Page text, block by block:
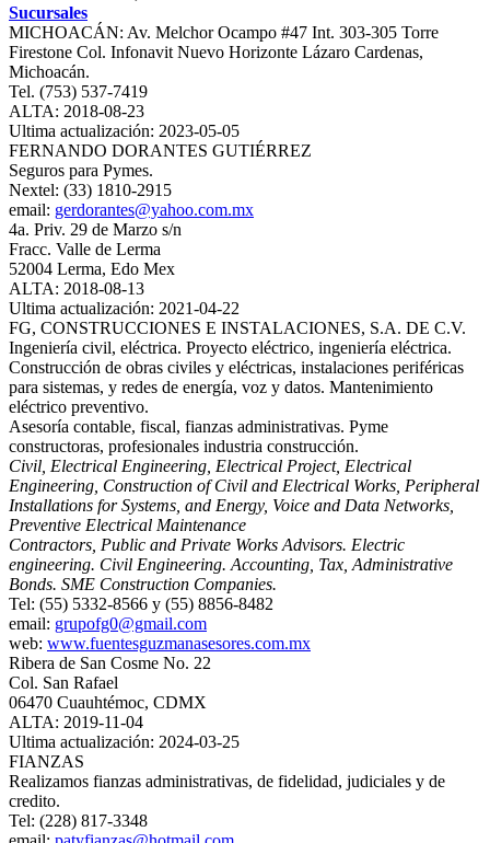
Sucursales
MICHOACÁN: Av. Melchor Ocampo #47 Int. 303-305 Torre
Firestone Col. Infonavit Nuevo Horizonte Lázaro Cardenas,
Michoacán.
Tel. (753) 537-7419
ALTA: 2018-08-23
Ultima actualización: 2023-05-05
FERNANDO DORANTES GUTIÉRREZ
Seguros para Pymes.
Nextel: (33) 1810-2915
email: gerdorantes@yahoo.com.mx
4a. Priv. 29 de Marzo s/n
Fracc. Valle de Lerma
52004 Lerma, Edo Mex
ALTA: 2018-08-13
Ultima actualización: 2021-04-22
FG, CONSTRUCCIONES E INSTALACIONES, S.A. DE C.V.
Ingeniería civil, eléctrica. Proyecto eléctrico, ingeniería eléctrica.
Construcción de obras civiles y eléctricas, instalaciones periféricas
para sistemas, y redes de energía, voz y datos. Mantenimiento
eléctrico preventivo.
Asesoría contable, fiscal, fianzas administrativas. Pyme
constructoras, profesionales industria construcción.
Civil, Electrical Engineering, Electrical Project, Electrical
Engineering, Construction of Civil and Electrical Works, Peripheral
Installations for Systems, and Energy, Voice and Data Networks,
Preventive Electrical Maintenance
Contractors, Public and Private Works Advisors. Electric
engineering. Civil Engineering. Accounting, Tax, Administrative
Bonds. SME Construction Companies.
Tel: (55) 5332-8566 y (55) 8856-8482
email: grupofg0@gmail.com
web: www.fuentesguzmanasesores.com.mx
Ribera de San Cosme No. 22
Col. San Rafael
06470 Cuauhtémoc, CDMX
ALTA: 2019-11-04
Ultima actualización: 2024-03-25
FIANZAS
Realizamos fianzas administrativas, de fidelidad, judiciales y de
credito.
Tel: (228) 817-3348